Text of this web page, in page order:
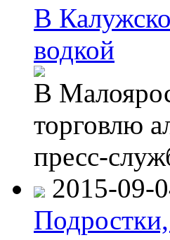
В
водкой
В
торговлю
пресс-
2015-09-